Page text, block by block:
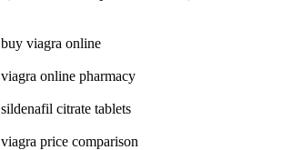
buy viagra online
viagra online pharmacy
sildenafil citrate tablets
viagra price comparison